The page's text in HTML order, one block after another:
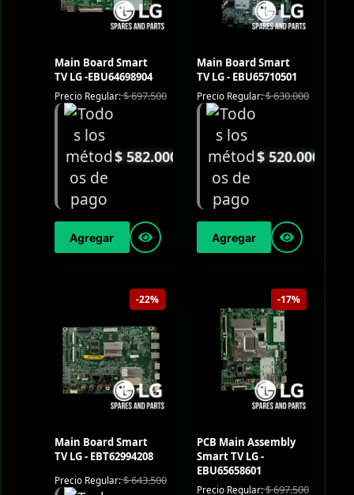
Main Board Smart
TV LG -EBU64698904
Precio Regular:$697.500
$582.000
Agregar
Main Board Smart
TV LG - EBU65710501
Precio Regular:$630.000
$520.000
Agregar
-22%
Main Board Smart
TV LG - EBT62994208
Precio Regular:$643.500
-17%
PCB Main Assembly
Smart TV LG -
EBU65658601
Precio Regular:$697.500